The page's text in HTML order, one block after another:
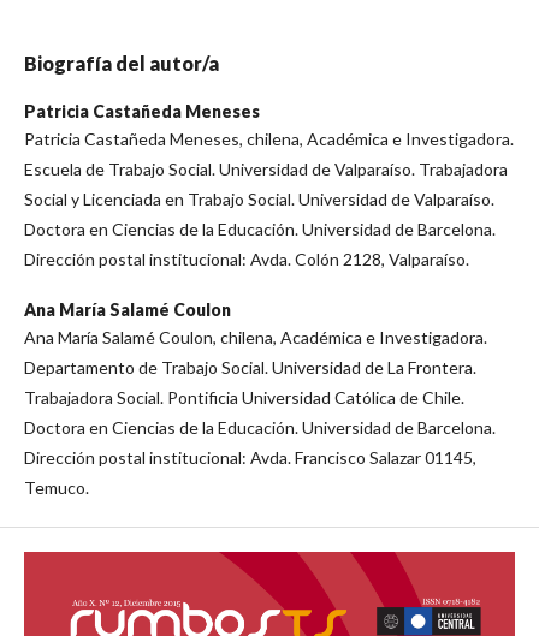
Biografía del autor/a
Patricia Castañeda Meneses
Patricia Castañeda Meneses, chilena, Académica e Investigadora.
Escuela de Trabajo Social. Universidad de Valparaíso. Trabajadora
Social y Licenciada en Trabajo Social. Universidad de Valparaíso.
Doctora en Ciencias de la Educación. Universidad de Barcelona.
Dirección postal institucional: Avda. Colón 2128, Valparaíso.
Ana María Salamé Coulon
Ana María Salamé Coulon, chilena, Académica e Investigadora.
Departamento de Trabajo Social. Universidad de La Frontera.
Trabajadora Social. Pontificia Universidad Católica de Chile.
Doctora en Ciencias de la Educación. Universidad de Barcelona.
Dirección postal institucional: Avda. Francisco Salazar 01145,
Temuco.